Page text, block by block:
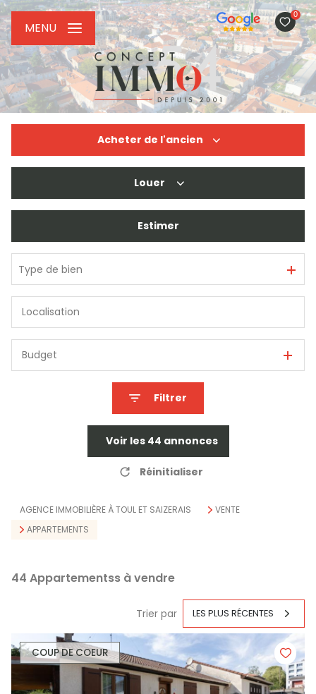
0
MENU
Acheter de l'ancien
De l'immo pro
Louer
De l'immo pro
Estimer
Type de bien
Budget
Filtrer
Voir les 44 annonces
Réinitialiser
AGENCE IMMOBILIÈRE À TOUL ET SAIZERAIS
VENTE
APPARTEMENTS
44 Appartementss à vendre
Trier par LES PLUS RÉCENTES
COUP DE COEUR